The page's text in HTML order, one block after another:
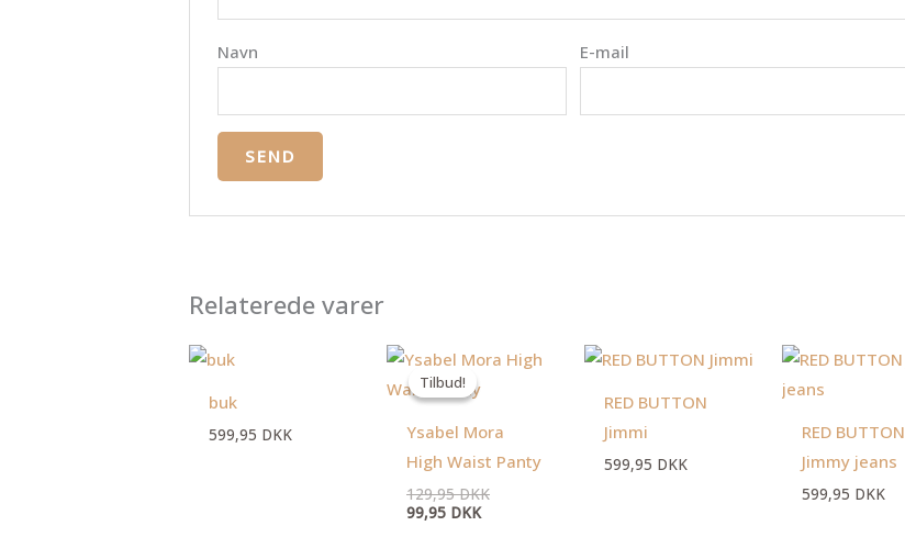
Navn E-mail
Relaterede varer
buk
599,95 DKK
Tilbud!
Tilbud!
Ysabel Mora
High Waist Panty
129,95DKK
Den
oprindelige
129,95 DKK.
99,95 DKK
Den
aktuelle
pris
99,95 DKK.
RED BUTTON
Jimmi
599,95 DKK
RED BUTTON
Jimmy jeans
599,95 DKK